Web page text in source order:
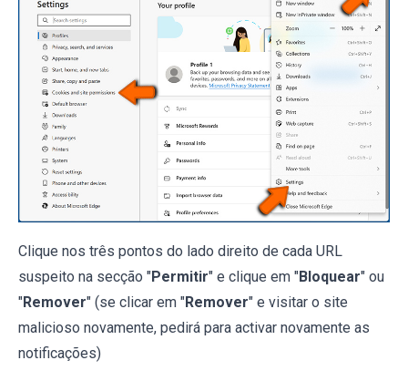
Clique nos três pontos do lado direito de cada URL
suspeito na secção "Permitir" e clique em "Bloquear" ou
"Remover" (se clicar em "Remover" e visitar o site
malicioso novamente, pedirá para activar novamente as
notificações)